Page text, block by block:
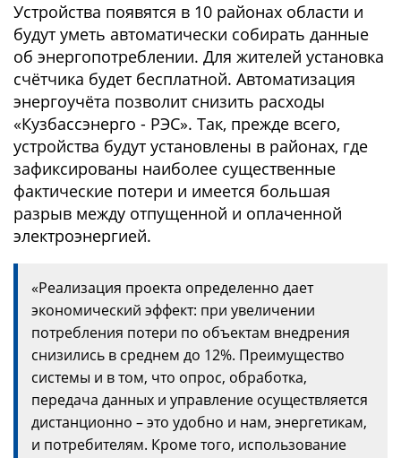
Устройства появятся в 10 районах области и
будут уметь автоматически собирать данные
об энергопотреблении. Для жителей установка
счётчика будет бесплатной. Автоматизация
энергоучёта позволит снизить расходы
«Кузбассэнерго - РЭС». Так, прежде всего,
устройства будут установлены в районах, где
зафиксированы наиболее существенные
фактические потери и имеется большая
разрыв между отпущенной и оплаченной
электроэнергией.
«Реализация проекта определенно дает
экономический эффект: при увеличении
потребления потери по объектам внедрения
снизились в среднем до 12%. Преимущество
системы и в том, что опрос, обработка,
передача данных и управление осуществляется
дистанционно – это удобно и нам, энергетикам,
и потребителям. Кроме того, использование